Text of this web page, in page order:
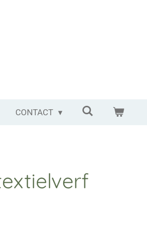
CONTACT